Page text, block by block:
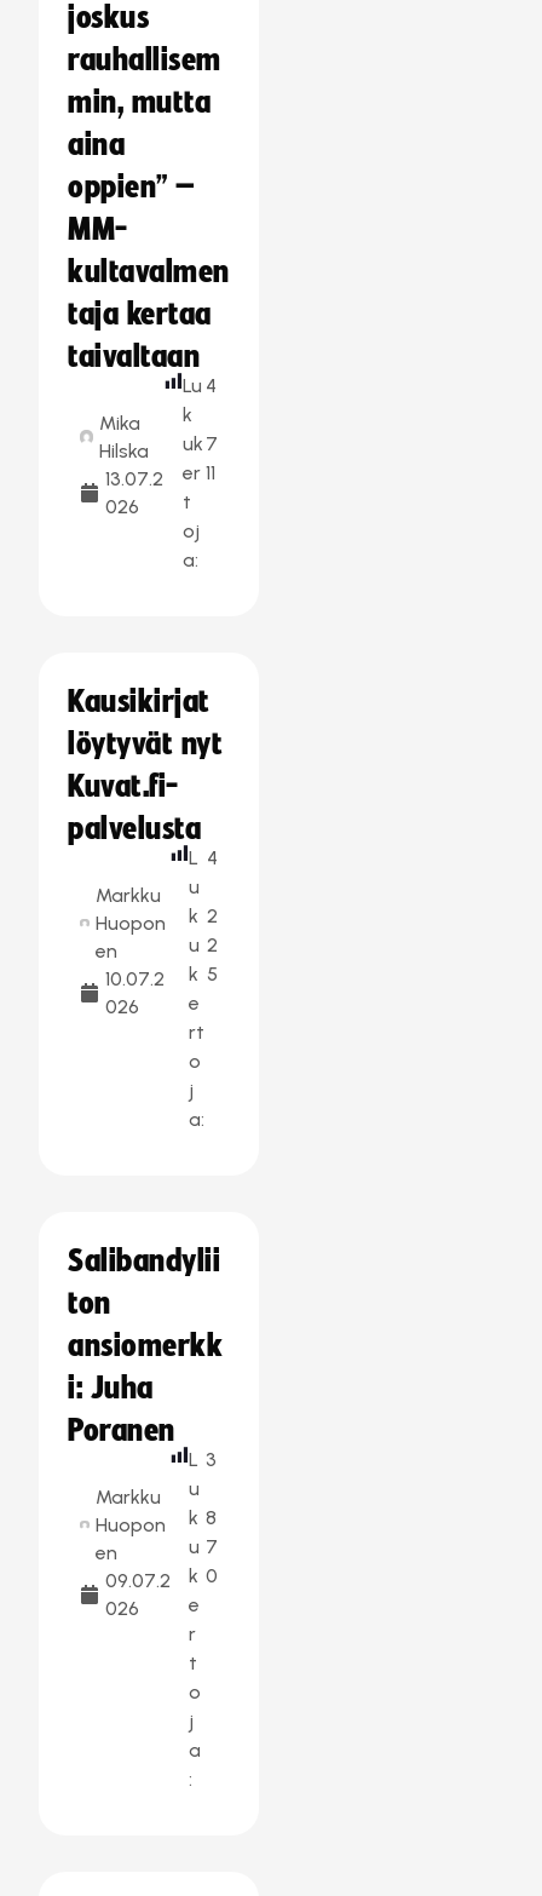
joskus
rauhallisem
min, mutta
aina
oppien” –
MM-
kultavalmen
taja kertaa
taivaltaan
Mika
Hilska
13.07.2
026
Lu
k
uk
er
t
oj
a:
4
7
11
Kausikirjat
löytyvät nyt
Kuvat.fi-
palvelusta
Markku
Huopon
en
10.07.2
026
L
u
k
u
k
e
rt
o
j
a:
4
2
2
5
Salibandylii
ton
ansiomerkk
i: Juha
Poranen
Markku
Huopon
en
09.07.2
026
L
u
k
u
k
e
r
t
o
j
a
:
3
8
7
0